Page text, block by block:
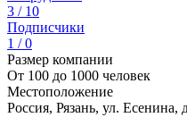
3 / 10
Подписчики
1 / 0
Размер компании
От 100 до 1000 человек
Местоположение
Россия, Рязань, ул. Есенина,